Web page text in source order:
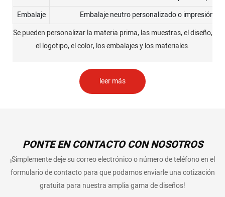
Embalaje
Embalaje neutro personalizado o impresión
Se pueden personalizar la materia prima, las muestras, el diseño,
el logotipo, el color, los embalajes y los materiales.
leer más
PONTE EN CONTACTO CON NOSOTROS
¡Simplemente deje su correo electrónico o número de teléfono en el
formulario de contacto para que podamos enviarle una cotización
gratuita para nuestra amplia gama de diseños!